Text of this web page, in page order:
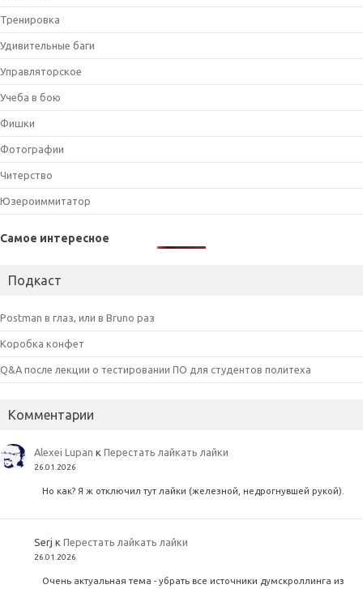
Тренировка
Удивительные баги
Управляторское
Учеба в бою
Фишки
Фотографии
Читерство
Юзероиммитатор
Самое интересное
Подкаст
Postman в глаз, или в Bruno раз
Коробка конфет
Q&A после лекции о тестировании ПО для студентов политеха
Комментарии
Alexei Lupan кПерестать лайкать лайки
26.01.2026
Но как? Я ж отключил тут лайки (железной, недрогнувшей рукой).
Serj кПерестать лайкать лайки
26.01.2026
Очень актуальная тема - убрать все источники думскроллинга из